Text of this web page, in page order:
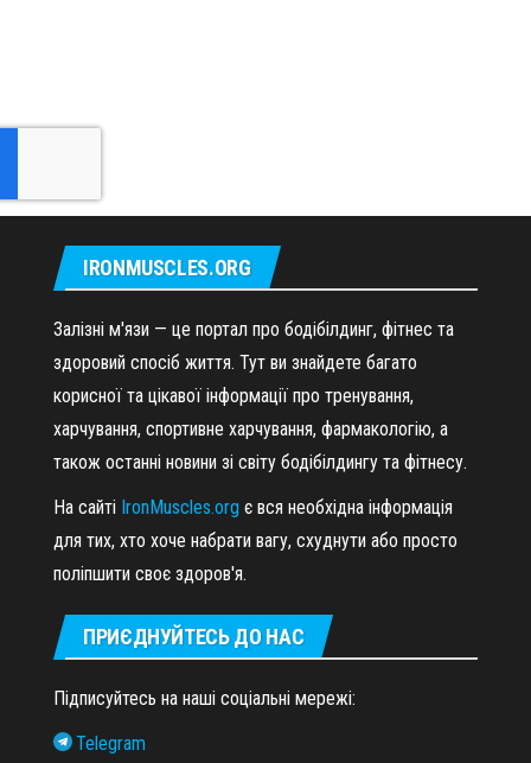
IRONMUSCLES.ORG
Залізні м'язи — це портал про бодібілдинг, фітнес та
здоровий спосіб життя. Тут ви знайдете багато
корисної та цікавої інформації про тренування,
харчування, спортивне харчування, фармакологію, а
також останні новини зі світу бодібілдингу та фітнесу.
На сайті IronMuscles.org є вся необхідна інформація
для тих, хто хоче набрати вагу, схуднути або просто
поліпшити своє здоров'я.
ПРИЄДНУЙТЕСЬ ДО НАС
Підписуйтесь на наші соціальні мережі:
Telegram